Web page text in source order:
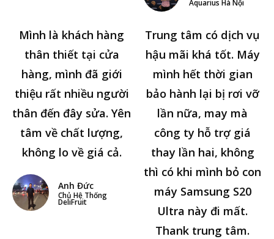
Aquarius Hà Nội
Mình là khách hàng
thân thiết tại cửa
hàng, mình đã giới
thiệu rất nhiều người
thân đến đây sửa. Yên
tâm về chất lượng,
không lo về giá cả.
Anh Đức
Chủ Hệ Thống
DeliFruit
Trung tâm có dịch vụ
hậu mãi khá tốt. Máy
mình hết thời gian
bảo hành lại bị rơi vỡ
lần nữa, may mà
công ty hỗ trợ giá
thay lần hai, không
thì có khi mình bỏ con
máy Samsung S20
Ultra này đi mất.
Thank trung tâm.